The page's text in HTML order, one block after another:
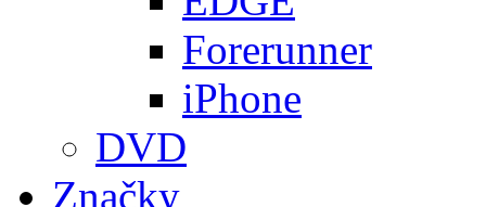
Forerunner
iPhone
DVD
Značky